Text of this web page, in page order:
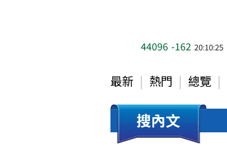
44096 -162 20:10:25
最新 熱門 總覽
搜內文